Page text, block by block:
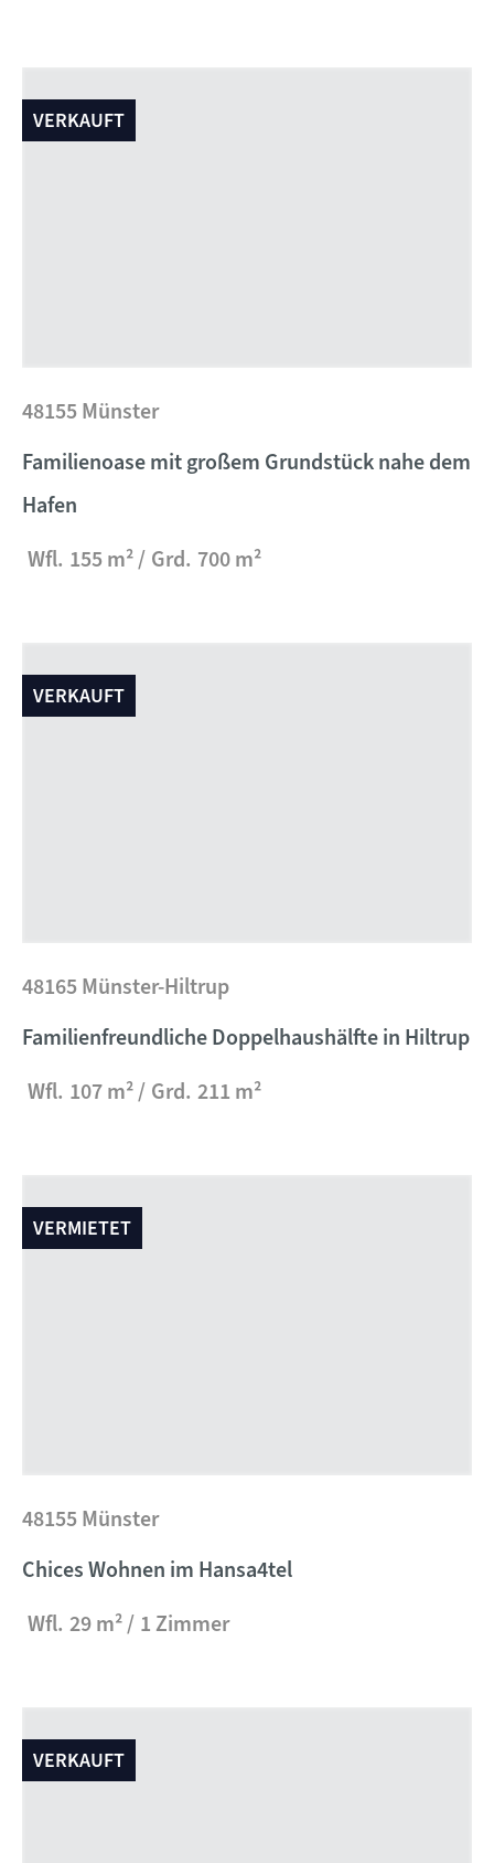
VERKAUFT
48155 Münster
Familienoase mit großem Grundstück nahe dem
Hafen
Wfl. 155 m² Grd. 700 m²
VERKAUFT
48165 Münster-Hiltrup
Familienfreundliche Doppelhaushälfte in Hiltrup
Wfl. 107 m² Grd. 211 m²
VERMIETET
48155 Münster
Chices Wohnen im Hansa4tel
Wfl. 29 m² 1 Zimmer
VERKAUFT